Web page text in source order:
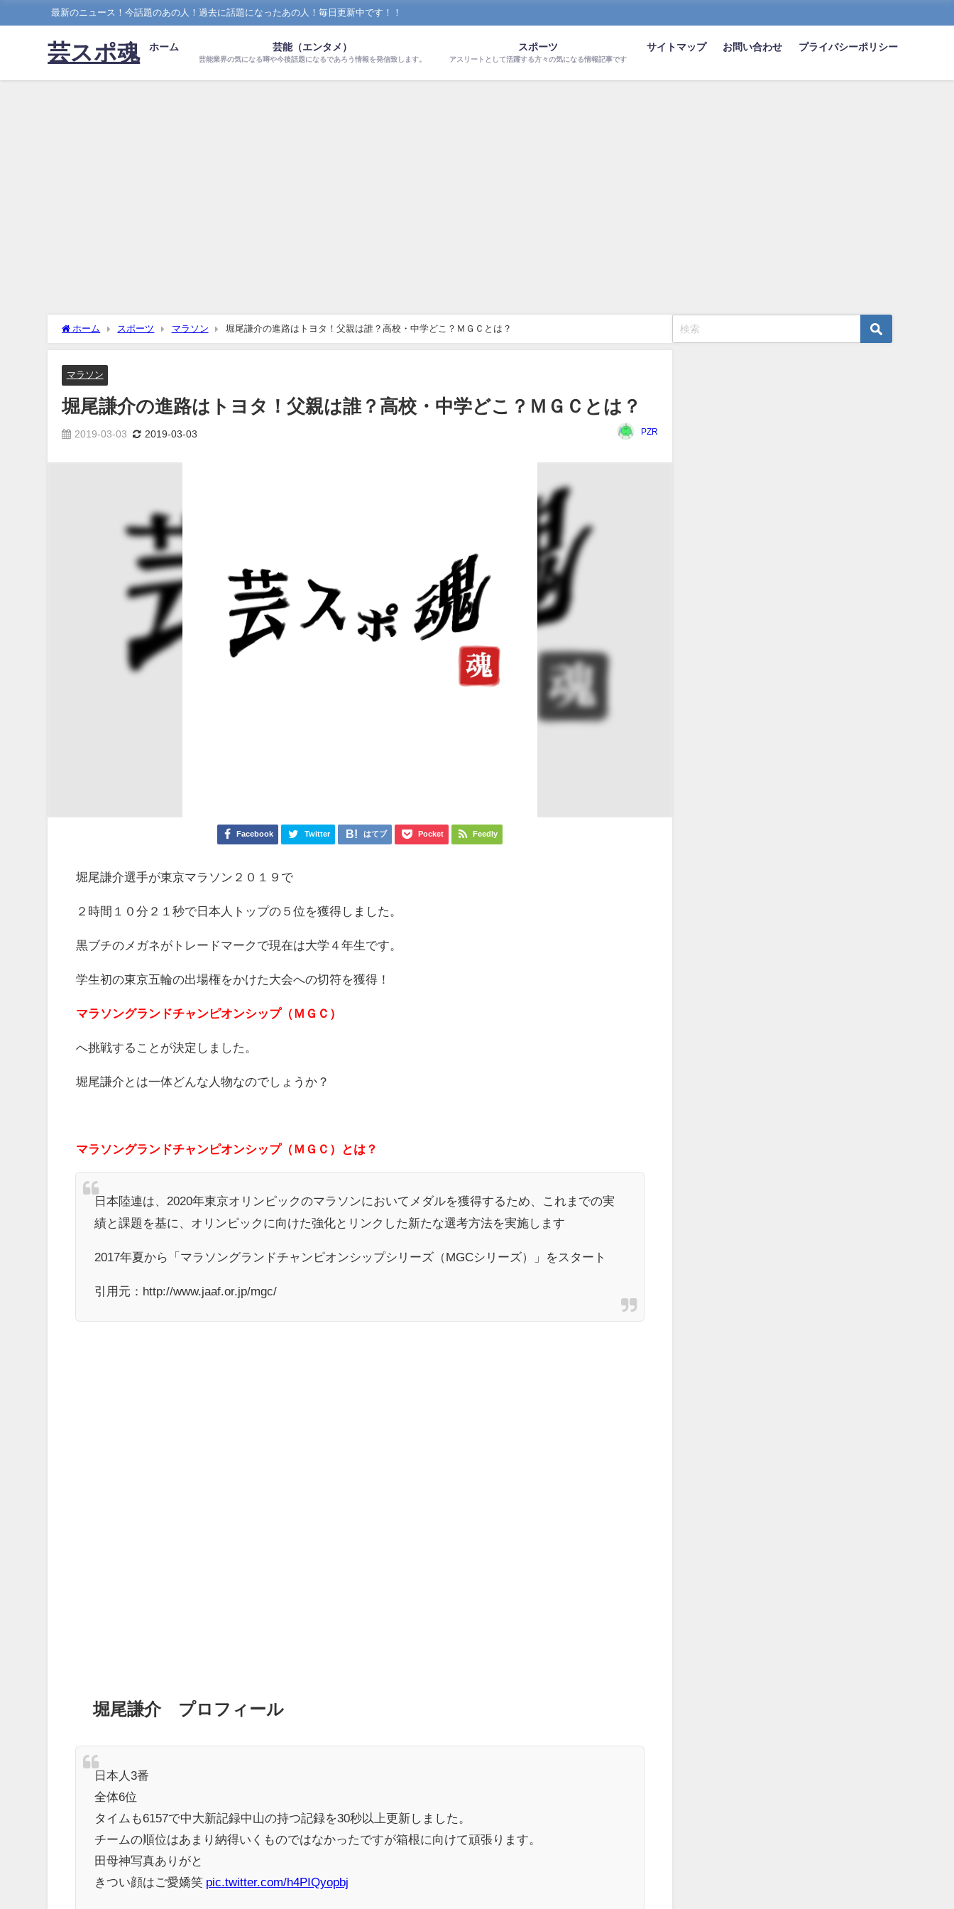
最新のニュース！今話題のあの人！過去に話題になったあの人！毎日更新中です！！
芸スポ魂 ホーム 芸能（エンタメ）
芸能業界の気になる噂や今後話題になるであろう情報を発信致します。
スポーツ
アスリートとして活躍する方々の気になる情報記事です
サイトマップ お問い合わせ プライバシーポリシー
ホーム スポーツ マラソン 堀尾謙介の進路はトヨタ！父親は誰？高校・中学どこ？ＭＧＣとは？
マラソン
堀尾謙介の進路はトヨタ！父親は誰？高校・中学どこ？ＭＧＣとは？
2019-03-03 2019-03-03 PZR
Facebook Twitter はてブ Pocket Feedly
堀尾謙介選手が東京マラソン２０１９で
２時間１０分２１秒で日本人トップの５位を獲得しました。
黒ブチのメガネがトレードマークで現在は大学４年生です。
学生初の東京五輪の出場権をかけた大会への切符を獲得！
マラソングランドチャンピオンシップ（ＭＧＣ）
へ挑戦することが決定しました。
堀尾謙介とは一体どんな人物なのでしょうか？
マラソングランドチャンピオンシップ（ＭＧＣ）とは？
日本陸連は、2020年東京オリンピックのマラソンにおいてメダルを獲得するため、これまでの実
績と課題を基に、オリンピックに向けた強化とリンクした新たな選考方法を実施します
2017年夏から「マラソングランドチャンピオンシップシリーズ（MGCシリーズ）」をスタート
引用元：http://www.jaaf.or.jp/mgc/
堀尾謙介 プロフィール
日本人3番
全体6位
タイムも6157で中大新記録中山の持つ記録を30秒以上更新しました。
チームの順位はあまり納得いくものではなかったですが箱根に向けて頑張ります。
田母神写真ありがと
きつい顔はご愛嬌笑 pic.twitter.com/h4PIQyopbj